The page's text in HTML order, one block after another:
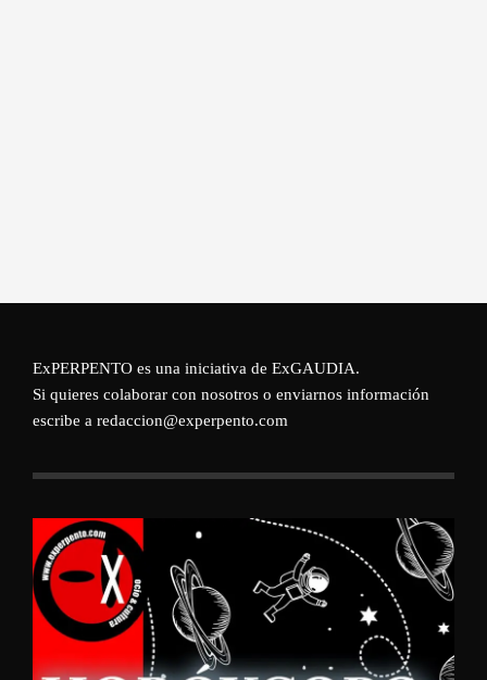
ExPERPENTO es una iniciativa de ExGAUDIA.
Si quieres colaborar con nosotros o enviarnos información
escribe a redaccion@experpento.com